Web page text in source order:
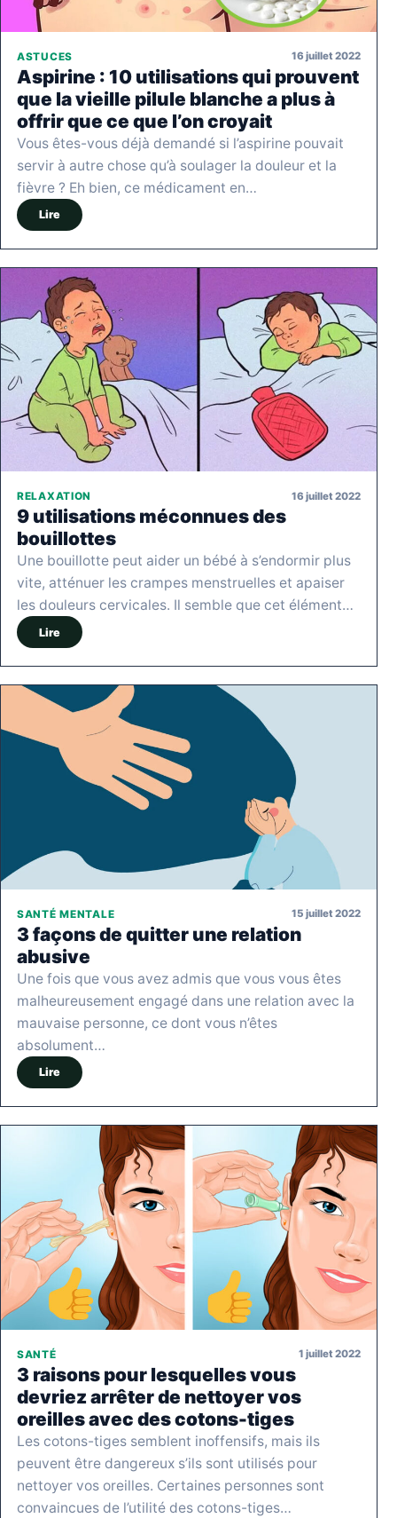
ASTUCES 16 juillet 2022
Aspirine : 10 utilisations qui prouvent
que la vieille pilule blanche a plus à
offrir que ce que l’on croyait
Vous êtes-vous déjà demandé si l’aspirine pouvait
servir à autre chose qu’à soulager la douleur et la
fièvre ? Eh bien, ce médicament en…
Lire
RELAXATION 16 juillet 2022
9 utilisations méconnues des
bouillottes
Une bouillotte peut aider un bébé à s’endormir plus
vite, atténuer les crampes menstruelles et apaiser
les douleurs cervicales. Il semble que cet élément…
Lire
SANTÉ MENTALE 15 juillet 2022
3 façons de quitter une relation
abusive
Une fois que vous avez admis que vous vous êtes
malheureusement engagé dans une relation avec la
mauvaise personne, ce dont vous n’êtes
absolument…
Lire
SANTÉ 1 juillet 2022
3 raisons pour lesquelles vous
devriez arrêter de nettoyer vos
oreilles avec des cotons-tiges
Les cotons-tiges semblent inoffensifs, mais ils
peuvent être dangereux s’ils sont utilisés pour
nettoyer vos oreilles. Certaines personnes sont
convaincues de l’utilité des cotons-tiges…